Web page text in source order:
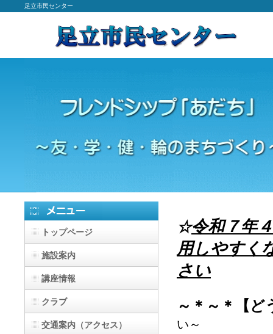
足立市民センター
☆令和７年
用しやすく
さい
～＊～＊【ど
い～
トップページ
施設案内
講座情報
クラブ
交通案内（アクセス）